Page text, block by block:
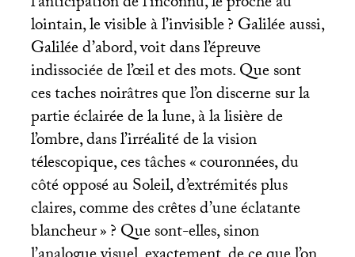
lointain, le visible à l’invisible? Galilée aussi,
Galilée d’abord, voit dans l’épreuve
indissociée de l’œil et des mots. Que sont
ces taches noirâtres que l’on discerne sur la
partie éclairée de la lune, à la lisière de
l’ombre, dans l’irréalité de la vision
télescopique, ces tâches «couronnées, du
côté opposé au Soleil, d’extrémités plus
claires, comme des crêtes d’une éclatante
blancheur»? Que sont-elles, sinon